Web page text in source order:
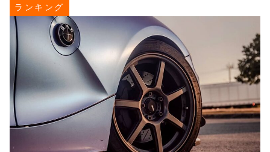
ランキング